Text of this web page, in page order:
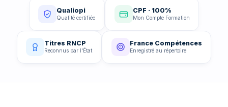
Qualiopi
Qualité certifiée
CPF · 100%
Mon Compte Formation
Titres RNCP
Reconnus par l'État
France Compétences
Enregistré au répertoire